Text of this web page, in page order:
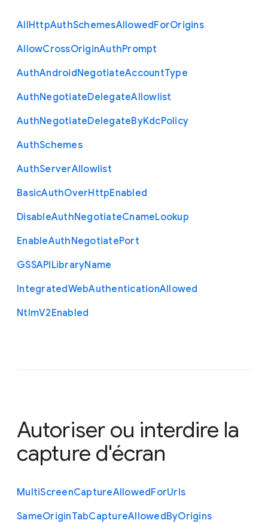
AllHttpAuthSchemesAllowedForOrigins
AllowCrossOriginAuthPrompt
AuthAndroidNegotiateAccountType
AuthNegotiateDelegateAllowlist
AuthNegotiateDelegateByKdcPolicy
AuthSchemes
AuthServerAllowlist
BasicAuthOverHttpEnabled
DisableAuthNegotiateCnameLookup
EnableAuthNegotiatePort
GSSAPILibraryName
IntegratedWebAuthenticationAllowed
NtlmV2Enabled
Autoriser ou interdire la
capture d'écran
MultiScreenCaptureAllowedForUrls
SameOriginTabCaptureAllowedByOrigins